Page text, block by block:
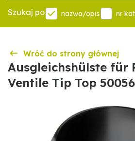
Szukaj po nazwa/opis nr
Wróć do strony głównej
Ausgleichshülste für
Ventile Tip Top